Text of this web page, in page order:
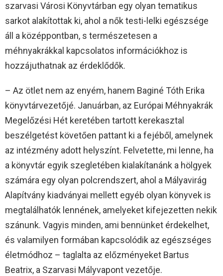
szarvasi Városi Könyvtárban egy olyan tematikus
sarkot alakítottak ki, ahol a nők testi-lelki egészsége
áll a középpontban, s természetesen a
méhnyakrákkal kapcsolatos információkhoz is
hozzájuthatnak az érdeklődők.
– Az ötlet nem az enyém, hanem Baginé Tóth Erika
könyvtárvezetőjé. Januárban, az Európai Méhnyakrák
Megelőzési Hét keretében tartott kerekasztal
beszélgetést követően pattant ki a fejéből, amelynek
az intézmény adott helyszínt. Felvetette, mi lenne, ha
a könyvtár egyik szegletében kialakítanánk a hölgyek
számára egy olyan polcrendszert, ahol a Mályavirág
Alapítvány kiadványai mellett egyéb olyan könyvek is
megtalálhatók lennének, amelyeket kifejezetten nekik
szánunk. Vagyis minden, ami bennünket érdekelhet,
és valamilyen formában kapcsolódik az egészséges
életmódhoz – taglalta az előzményeket Bartus
Beatrix, a Szarvasi Mályvapont vezetője.